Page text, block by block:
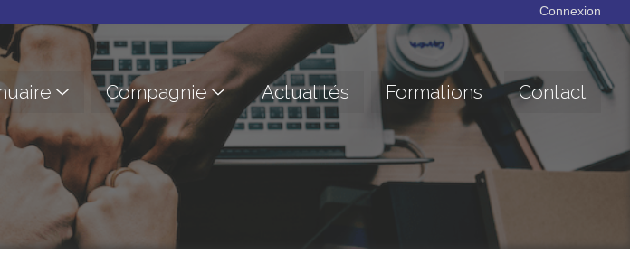
Connexion
Compagnie Actualités Formations Contact